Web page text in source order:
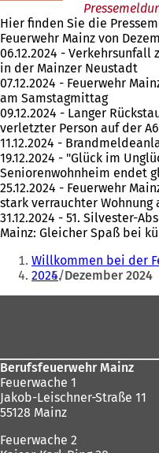
Hier finden Sie die
Feuerwehr Mainz von
06.12.2024 - Verkehrsunfall
in der Mainzer Neustadt
07.12.2024 - Feuerwehr
am Samstagmittag
09.12.2024 - Langer
verletzter Person auf der
11.12.2024 -
19.12.2024 - "Glück im
Seniorenwohnheim endet
25.12.2024 - Feuerwehr
stark verrauchter
31.12.2024 - 51. Silvester-
Mainz: Gleicher Spaß bei
Sie
befinden
sich
Willkommen bei der
2024 Dezember 2024
Berufsfeuerwehr Mainz
Feuerwache 1
Jakob-Leischner-Straße 11
55128 Mainz
Feuerwache 2